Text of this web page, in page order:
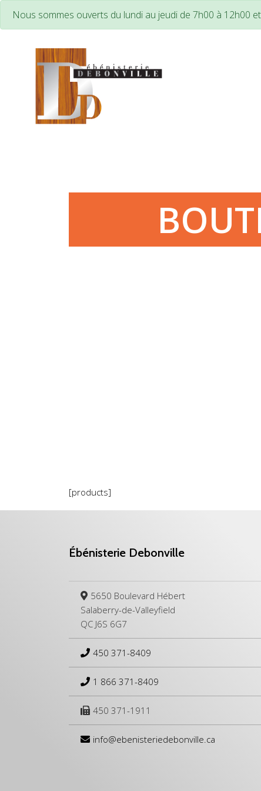
Nous sommes ouverts du lundi au jeudi de 7h00 à 12h00
[products]
Ébénisterie Debonville
5650 Boulevard Hébert
Salaberry-de-Valleyfield
QC J6S 6G7
450 371-8409
1 866 371-8409
450 371-1911
info@ebenisteriedebonville.ca